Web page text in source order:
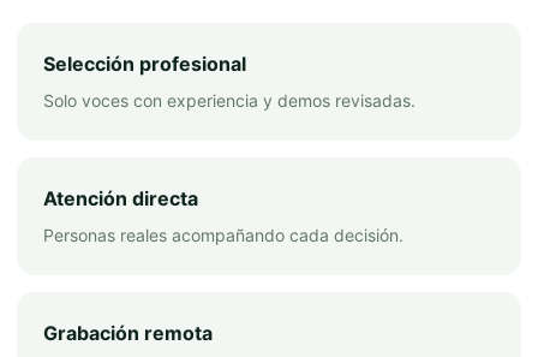
Selección profesional
Solo voces con experiencia y demos revisadas.
Atención directa
Personas reales acompañando cada decisión.
Grabación remota